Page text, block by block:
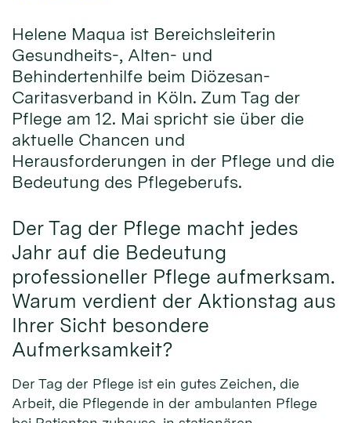
Helene Maqua ist Bereichsleiterin
Gesundheits-, Alten- und
Behindertenhilfe beim Diözesan-
Caritasverband in Köln. Zum Tag der
Pflege am 12. Mai spricht sie über die
aktuelle Chancen und
Herausforderungen in der Pflege und die
Bedeutung des Pflegeberufs.
Der Tag der Pflege macht jedes
Jahr auf die Bedeutung
professioneller Pflege aufmerksam.
Warum verdient der Aktionstag aus
Ihrer Sicht besondere
Aufmerksamkeit?
Der Tag der Pflege ist ein gutes Zeichen, die
Arbeit, die Pflegende in der ambulanten Pflege